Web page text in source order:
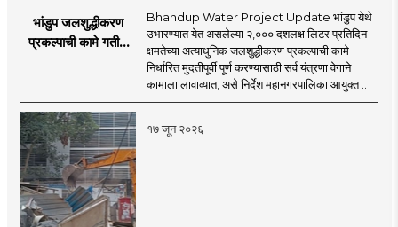
भांडुप जलशुद्धीकरण
प्रकल्पाची कामे गतीने
Bhandup Water Project Update भांडुप येथे
उभारण्यात येत असलेल्या २,००० दशलक्ष लिटर प्रतिदिन
क्षमतेच्या अत्याधुनिक जलशुद्धीकरण प्रकल्पाची कामे
निर्धारित मुदतीपूर्वी पूर्ण करण्यासाठी सर्व यंत्रणा वेगाने
कामाला लावाव्यात, असे निर्देश महानगरपालिका आयुक्त ..
१७ जून २०२६